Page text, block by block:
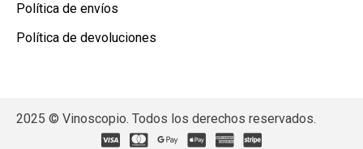
Política de envíos
Política de devoluciones
2025 © Vinoscopio. Todos los derechos reservados.